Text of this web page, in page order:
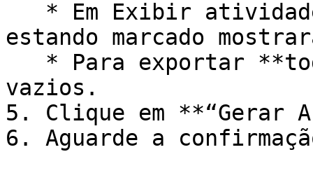
estando marcado
vazios.
5. Clique em **“Gerar
6. Aguarde a